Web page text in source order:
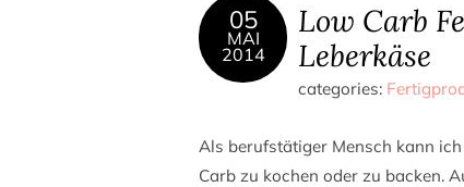
05
MAI
2014
Low Carb
Leberkäse
categories:
Als berufstätiger Mensch kann
Carb zu kochen oder zu backen.